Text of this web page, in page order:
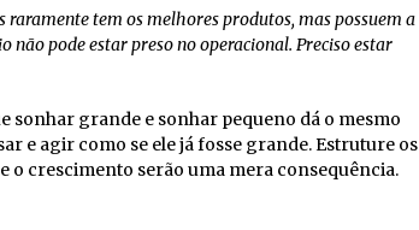
raramente tem os melhores produtos, mas possuem a
pode estar preso no operacional. Preciso estar
grande e sonhar pequeno dá o mesmo
e agir como se ele já fosse grande. Estruture os
o crescimento serão uma mera consequência.